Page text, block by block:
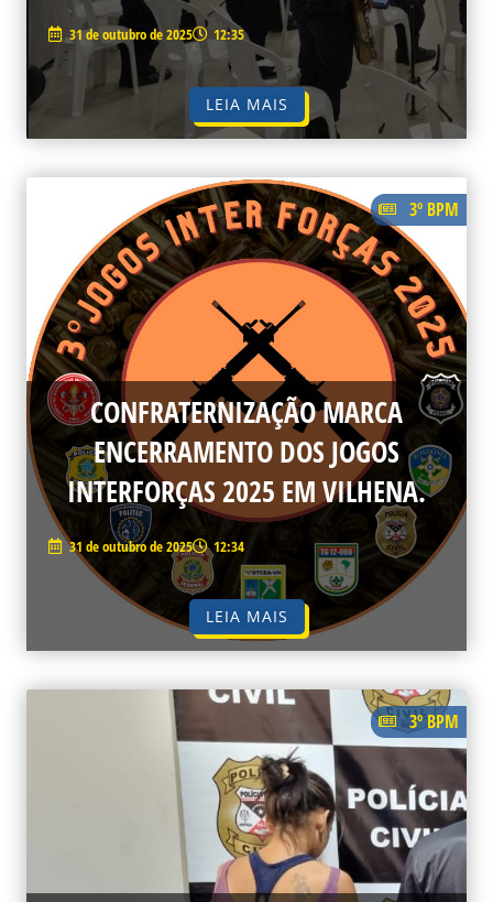
31 de outubro de 2025 12:35
LEIA MAIS
3º BPM
CONFRATERNIZAÇÃO MARCA
ENCERRAMENTO DOS JOGOS
INTERFORÇAS 2025 EM VILHENA.
31 de outubro de 2025 12:34
LEIA MAIS
3º BPM